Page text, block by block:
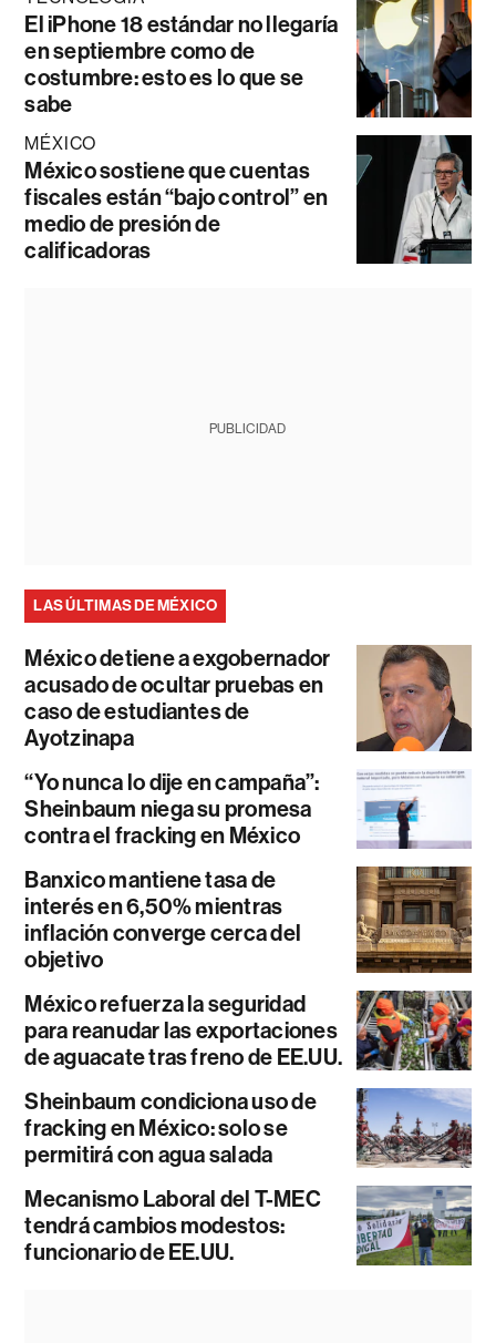
El iPhone 18 estándar no llegaría
en septiembre como de
costumbre: esto es lo que se
sabe
MÉXICO
México sostiene que cuentas
fiscales están “bajo control” en
medio de presión de
calificadoras
PUBLICIDAD
LAS ÚLTIMAS DE MÉXICO
México detiene a exgobernador
acusado de ocultar pruebas en
caso de estudiantes de
Ayotzinapa
“Yo nunca lo dije en campaña”:
Sheinbaum niega su promesa
contra el fracking en México
Banxico mantiene tasa de
interés en 6,50% mientras
inflación converge cerca del
objetivo
México refuerza la seguridad
para reanudar las exportaciones
de aguacate tras freno de EE.UU.
Sheinbaum condiciona uso de
fracking en México: solo se
permitirá con agua salada
Mecanismo Laboral del T-MEC
tendrá cambios modestos:
funcionario de EE.UU.